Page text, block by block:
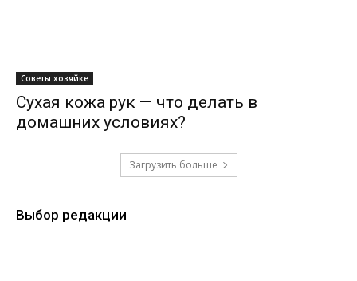
Советы хозяйке
Сухая кожа рук — что делать в
домашних условиях?
Загрузить больше
Выбор редакции